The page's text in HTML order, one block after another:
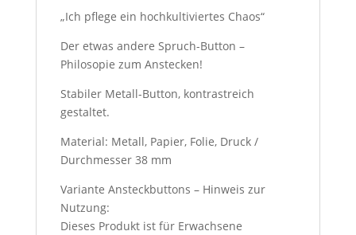
„Ich pflege ein hochkultiviertes Chaos“
Der etwas andere Spruch-Button –
Philosopie zum Anstecken!
Stabiler Metall-Button, kontrastreich
gestaltet.
Material: Metall, Papier, Folie, Druck /
Durchmesser 38 mm
Variante Ansteckbuttons – Hinweis zur
Nutzung:
Dieses Produkt ist für Erwachsene